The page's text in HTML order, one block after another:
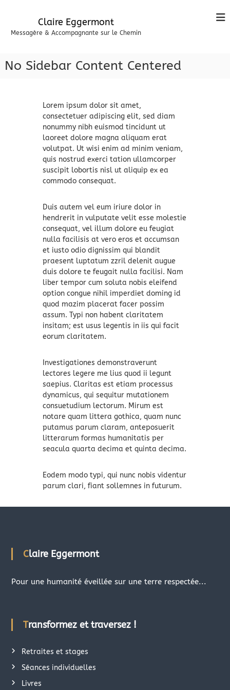
Claire Eggermont
Messagère & Accompagnante sur le Chemin
No Sidebar Content Centered
Lorem ipsum dolor sit amet,
consectetuer adipiscing elit, sed diam
nonummy nibh euismod tincidunt ut
laoreet dolore magna aliquam erat
volutpat. Ut wisi enim ad minim veniam,
quis nostrud exerci tation ullamcorper
suscipit lobortis nisl ut aliquip ex ea
commodo consequat.
Duis autem vel eum iriure dolor in
hendrerit in vulputate velit esse molestie
consequat, vel illum dolore eu feugiat
nulla facilisis at vero eros et accumsan
et iusto odio dignissim qui blandit
praesent luptatum zzril delenit augue
duis dolore te feugait nulla facilisi. Nam
liber tempor cum soluta nobis eleifend
option congue nihil imperdiet doming id
quod mazim placerat facer possim
assum. Typi non habent claritatem
insitam; est usus legentis in iis qui facit
eorum claritatem.
Investigationes demonstraverunt
lectores legere me lius quod ii legunt
saepius. Claritas est etiam processus
dynamicus, qui sequitur mutationem
consuetudium lectorum. Mirum est
notare quam littera gothica, quam nunc
putamus parum claram, anteposuerit
litterarum formas humanitatis per
seacula quarta decima et quinta decima.
Eodem modo typi, qui nunc nobis videntur
parum clari, fiant sollemnes in futurum.
Claire Eggermont
Pour une humanité éveillée sur une terre respectée...
Transformez et traversez !
Retraites et stages
Séances individuelles
Livres